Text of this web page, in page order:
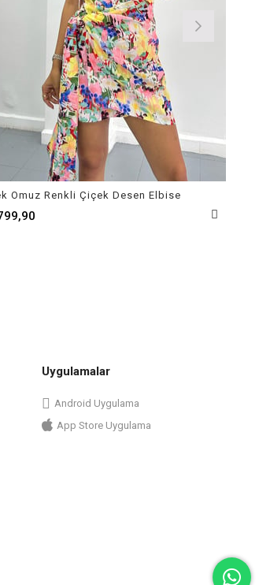
Omuz Renkli Çiçek Desen Elbise
Uygulamalar
Android Uygulama
App Store Uygulama